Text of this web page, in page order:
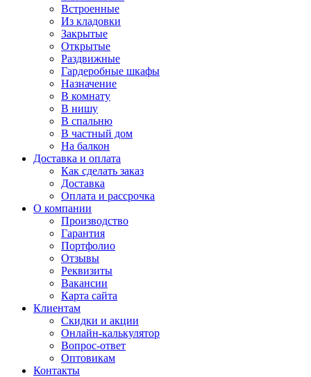
Встроенные
Из кладовки
Закрытые
Открытые
Раздвижные
Гардеробные шкафы
Назначение
В комнату
В нишу
В спальню
В частный дом
На балкон
Доставка и оплата
Как сделать заказ
Доставка
Оплата и рассрочка
О компании
Производство
Гарантия
Портфолио
Отзывы
Реквизиты
Вакансии
Карта сайта
Клиентам
Скидки и акции
Онлайн-калькулятор
Вопрос-ответ
Оптовикам
Контакты